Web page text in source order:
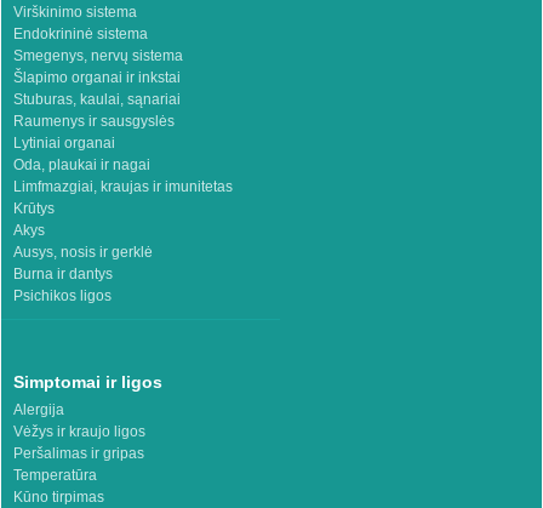
Virškinimo sistema
Endokrininė sistema
Smegenys, nervų sistema
Šlapimo organai ir inkstai
Stuburas, kaulai, sąnariai
Raumenys ir sausgyslės
Lytiniai organai
Oda, plaukai ir nagai
Limfmazgiai, kraujas ir imunitetas
Krūtys
Akys
Ausys, nosis ir gerklė
Burna ir dantys
Psichikos ligos
Simptomai ir ligos
Alergija
Vėžys ir kraujo ligos
Peršalimas ir gripas
Temperatūra
Kūno tirpimas